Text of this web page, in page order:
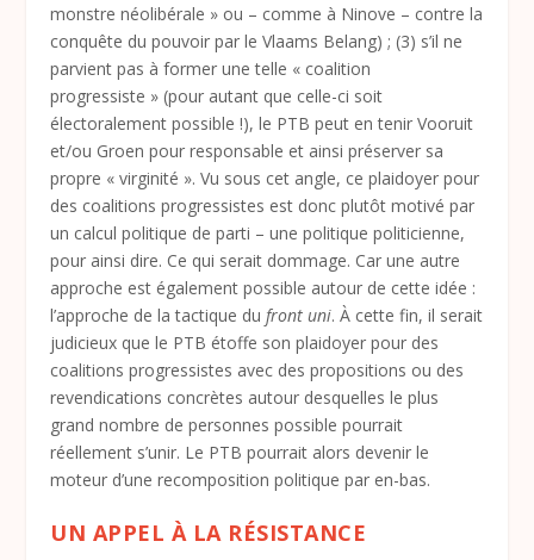
monstre néolibérale » ou – comme à Ninove – contre la
conquête du pouvoir par le Vlaams Belang) ; (3) s’il ne
parvient pas à former une telle « coalition
progressiste » (pour autant que celle-ci soit
électoralement possible !), le PTB peut en tenir Vooruit
et/ou Groen pour responsable et ainsi préserver sa
propre « virginité ». Vu sous cet angle, ce plaidoyer pour
des coalitions progressistes est donc plutôt motivé par
un calcul politique de parti – une politique politicienne,
pour ainsi dire. Ce qui serait dommage. Car une autre
approche est également possible autour de cette idée :
l’approche de la tactique du front uni. À cette fin, il serait
judicieux que le PTB étoffe son plaidoyer pour des
coalitions progressistes avec des propositions ou des
revendications concrètes autour desquelles le plus
grand nombre de personnes possible pourrait
réellement s’unir. Le PTB pourrait alors devenir le
moteur d’une recomposition politique par en-bas.
UN APPEL À LA RÉSISTANCE